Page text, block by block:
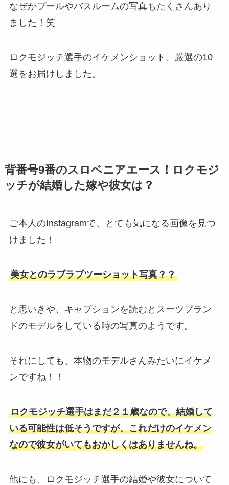
なぜかプールやバスルームの写真もたくさんあり
ました！笑
ロクモジッチ選手のイケメンショット、厳選の10
選をお届けしました。
背番号9番のスロベニアエース！ロクモジ
ッチが結婚した嫁や彼女は？
ご本人のInstagramで、とても気になる画像を見つ
けました！
美女とのラブラブツーショット写真？？
と思いきや、キャプションを読むとスーツブラン
ドのモデルをしている時の写真のようです。
それにしても、本物のモデルさんみたいにイケメ
ンですね！！
ロクモジッチ選手はまだ２１歳なので、結婚して
いる可能性は低そうですが、これだけのイケメン
なので彼女がいてもおかしくはありませんね。
他にも、ロクモジッチ選手の結婚や彼女について